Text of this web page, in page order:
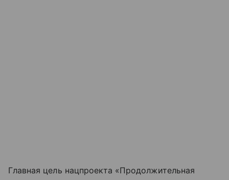
Главная цель нацпроекта «Продолжительная